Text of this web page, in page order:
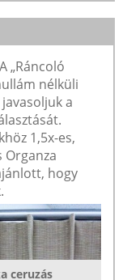
„Ráncoló
nélküli
a
1,5x-es,
Organza
hogy
ceruzás